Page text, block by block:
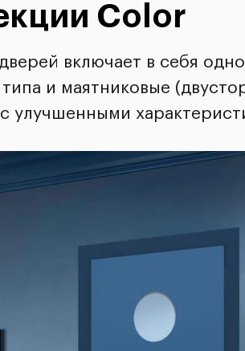
Color
включает в себя
и маятниковые
улучшенными